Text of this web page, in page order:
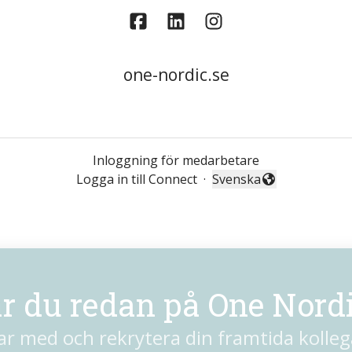
one-nordic.se
Inloggning för medarbetare
Logga in till Connect · Byt språk
Svenska
du redan på One
med och rekrytera din framtida